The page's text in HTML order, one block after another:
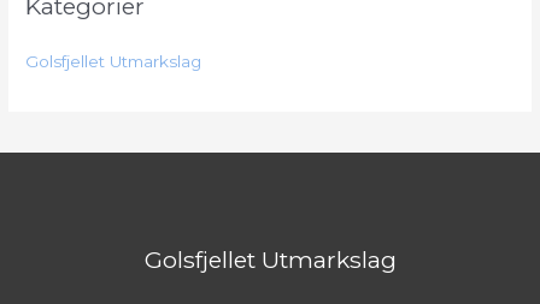
Kategorier
Golsfjellet Utmarkslag
Golsfjellet Utmarkslag